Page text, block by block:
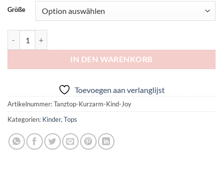
Größe
IN DEN WARENKORB
Toevoegen aan verlanglijst
Artikelnummer:Tanztop-Kurzarm-Kind-Joy
Kategorien: Kinder, Tops